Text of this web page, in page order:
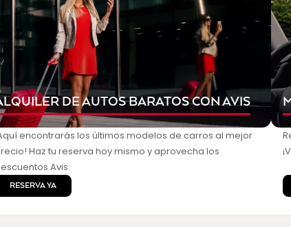
DE AUTOS BARATOS CON AVIS
encontrarás los últimos modelos de carros al mejor
Haz tu reserva hoy mismo y aprovecha los
Avis.
RESERVA YA